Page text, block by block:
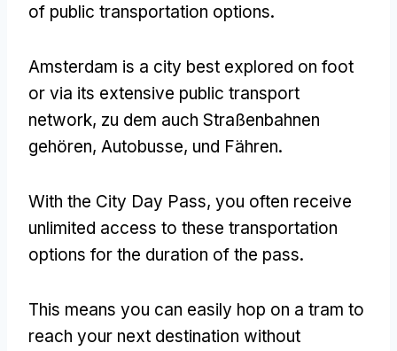
of public transportation options.
Amsterdam is a city best explored on foot
or via its extensive public transport
network, zu dem auch Straßenbahnen
gehören, Autobusse, und Fähren.
With the City Day Pass, you often receive
unlimited access to these transportation
options for the duration of the pass.
This means you can easily hop on a tram to
reach your next destination without